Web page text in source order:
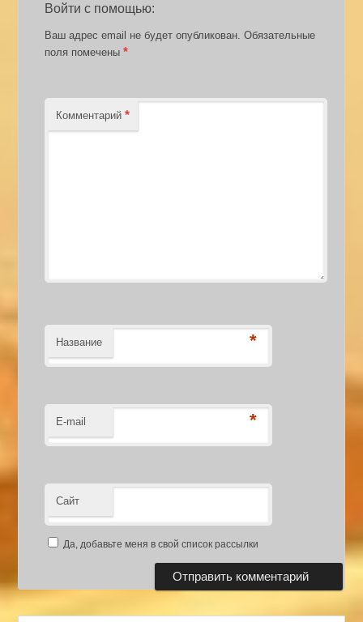
Войти с помощью:
Ваш адрес email не будет опубликован. Обязательные
поля помечены*
Комментарий*
Название *
E-mail *
Сайт
Да, добавьте меня в свой список рассылки